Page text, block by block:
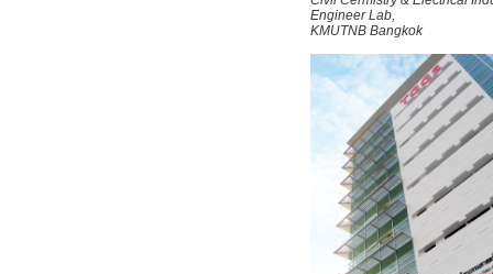
Engineer Lab,
KMUTNB Bangkok